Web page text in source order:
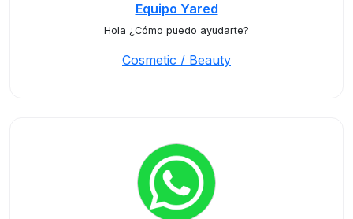
Equipo Yared
Hola ¿Cómo puedo ayudarte?
Cosmetic / Beauty